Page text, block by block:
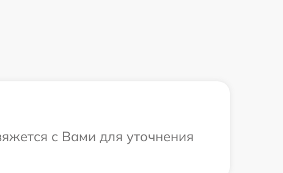
с Вами для уточнения